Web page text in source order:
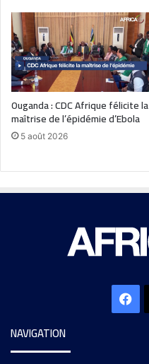
Ouganda : CDC Afrique félicite la
maîtrise de l’épidémie d’Ebola
5 août 2026
NAVIGATION